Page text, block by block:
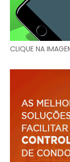
CLIQUE NA